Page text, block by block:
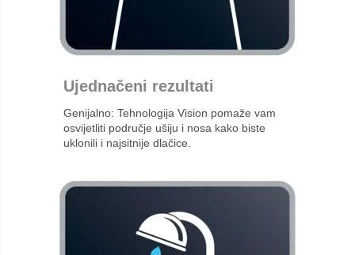
Ujednačeni rezultati
Genijalno: Tehnologija Vision pomaže vam
osvijetliti područje ušiju i nosa kako biste
uklonili i najsitnije dlačice.